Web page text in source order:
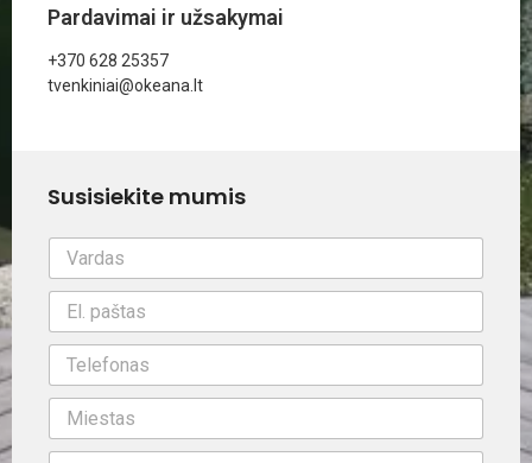
Pardavimai ir užsakymai
+370 628 25357
tvenkiniai@okeana.lt
Susisiekite mumis